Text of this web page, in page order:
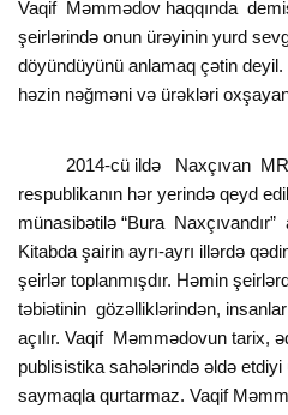
Vaqif Məmmədov haqqında
şeirlərində onun ürəyinin yurd
döyündüyünü anlamaq çətin deyil.
həzin nəğməni və ürəkləri
2014-cü ildə Naxçıvan MR
respublikanın hər yerində qeyd
münasibətilə “Bura
Kitabda şairin ayrı-ayrı illərdə
şeirlər toplanmışdır. Həmin
təbiətinin gözəlliklərindən,
açılır. Vaqif Məmmədovun tarix,
publisistika sahələrində əldə etdiyi
saymaqla qurtarmaz. Vaqif